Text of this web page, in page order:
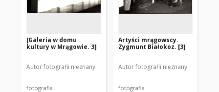
[Galeria w domu
kultury w Mrągowie. 3]
Autor fotografii nieznany
fotografia
Artyści mrągowscy.
Zygmunt Białokoz. [3]
Autor fotografii nieznany
fotografia